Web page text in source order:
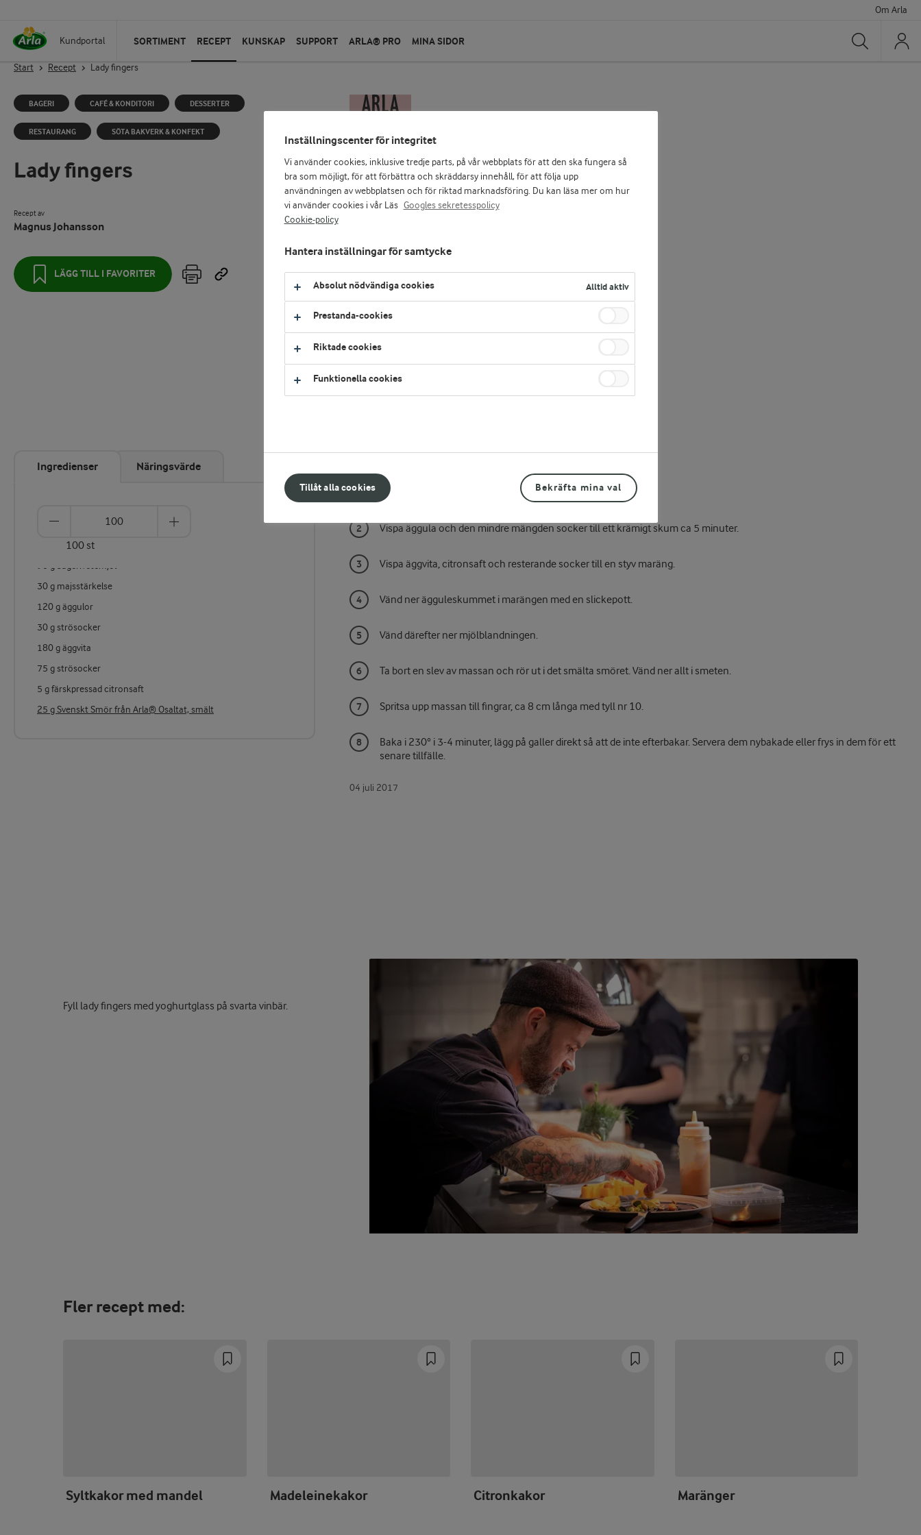
Om Arla
Kundportal SORTIMENT RECEPT KUNSKAP SUPPORT ARLA® PRO MINA SIDOR Sök
Start Recept Lady fingers
BAGERI CAFÉ & KONDITORI DESSERTER
RESTAURANG SÖTA BAKVERK & KONFEKT
Lady fingers
Recept av
Magnus Johansson
LÄGG TILL I FAVORITER
Ingredienser Näringsvärde
100 st
90 g bagerivetemjöl
30 g majsstärkelse
120 g äggulor
30 g strösocker
180 g äggvita
75 g strösocker
5 g färskpressad citronsaft
25 g Svenskt Smör från Arla® Osaltat, smält
Sikta mjöl och majsstärkelse på ett papper.
Vispa äggula och den mindre mängden socker till ett krämigt skum ca 5 minuter.
Vispa äggvita, citronsaft och resterande socker till en styv maräng.
Vänd ner ägguleskummet i marängen med en slickepott.
Vänd därefter ner mjölblandningen.
Ta bort en slev av massan och rör ut i det smälta smöret. Vänd ner allt i smeten.
Spritsa upp massan till fingrar, ca 8 cm långa med tyll nr 10.
Baka i 230° i 3-4 minuter, lägg på galler direkt så att de inte efterbakar. Servera dem nybakade eller frys in dem för ett
senare tillfälle.
04 juli 2017
Fyll lady fingers med yoghurtglass på svarta vinbär.
Fler recept med:
Syltkakor med mandel Madeleinekakor Citronkakor Maränger
Inställningscenter för integritet
Vi använder cookies, inklusive tredje parts, på vår webbplats för att den ska fungera så
bra som möjligt, för att förbättra och skräddarsy innehåll, för att följa upp
användningen av webbplatsen och för riktad marknadsföring. Du kan läsa mer om hur
vi använder cookies i vår Läs Googles sekretesspolicy
Cookie-policy
Tillåt alla cookies
Hantera inställningar för samtycke
Absolut nödvändiga cookies Alltid aktiv
Prestanda-cookies
Riktade cookies
Funktionella cookies
Bekräfta mina val